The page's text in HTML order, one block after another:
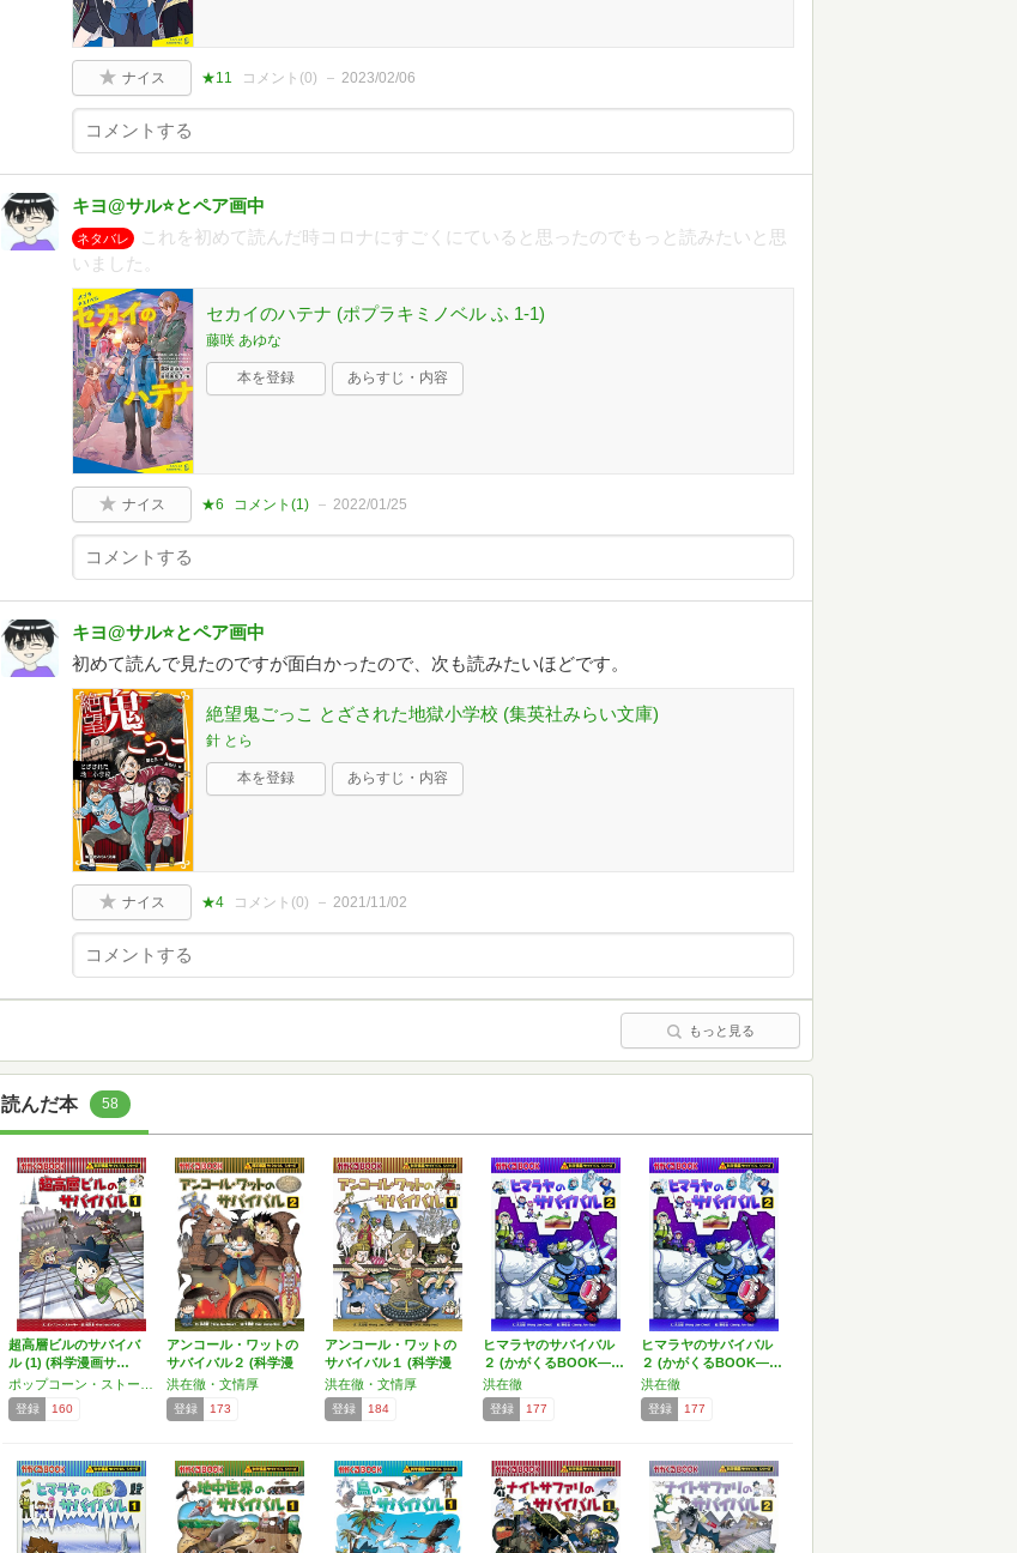
ナイス ★11 コメント(0) 2023/02/06
キヨ@サル⭐️とペア画中
ネタバレ
これを初めて読んだ時コロナにすごくにていると思ったのでもっと読みたいと思
いました。
セカイのハテナ (ポプラキミノベル ふ 1-1)
藤咲 あゆな
本を登録 あらすじ・内容
ナイス ★6 コメント(1 ) 2022/01/25
キヨ@サル⭐️とペア画中
初めて読んで見たのですが面白かったので、次も読みたいほどです。
絶望鬼ごっこ とざされた地獄小学校 (集英社みらい文庫)
針 とら
本を登録 あらすじ・内容
ナイス ★4 コメント(0) 2021/11/02
もっと見る
読んだ本 58
超高層ビルのサバイバ
ル (1) (科学漫画サ…
登録 160
アンコール・ワットの
サバイバル２ (科学漫
画…
洪在徹・文情厚
登録 173
アンコール・ワットの
サバイバル１ (科学漫
画…
洪在徹・文情厚
登録 184
ヒマラヤのサバイバル
２ (かがくるBOOK―…
洪在徹
登録 177
ヒマラヤのサバイバル
２ (かがくるBOOK―…
洪在徹
登録 177